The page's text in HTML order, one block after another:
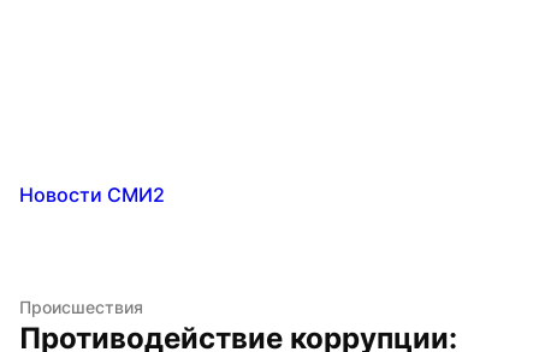
Новости СМИ2
Происшествия
Противодействие коррупции: